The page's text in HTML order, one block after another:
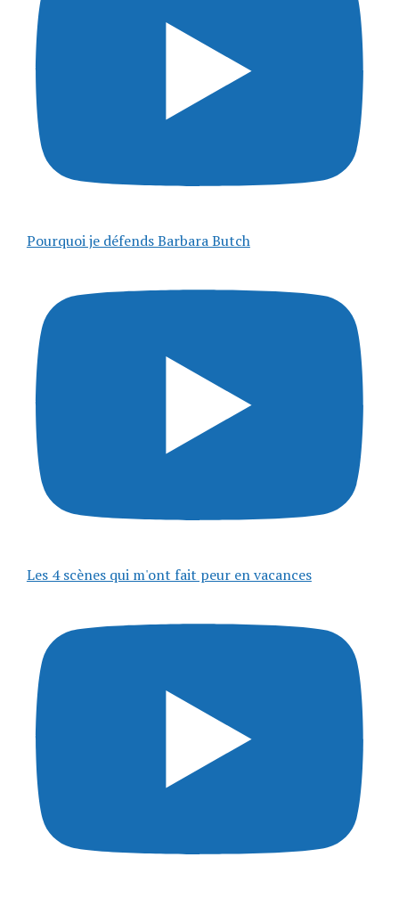
Pourquoi je défends Barbara Butch
Les 4 scènes qui m'ont fait peur en vacances